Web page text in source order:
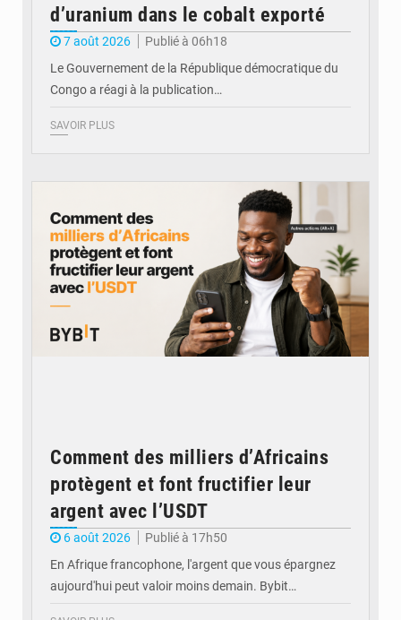
d’uranium dans le cobalt exporté
7 août 2026
Publié à 06h18
Le Gouvernement de la République démocratique du
Congo a réagi à la publication…
SAVOIR PLUS
Comment des milliers d’Africains
protègent et font fructifier leur
argent avec l’USDT
6 août 2026
Publié à 17h50
En Afrique francophone, l'argent que vous épargnez
aujourd'hui peut valoir moins demain. Bybit…